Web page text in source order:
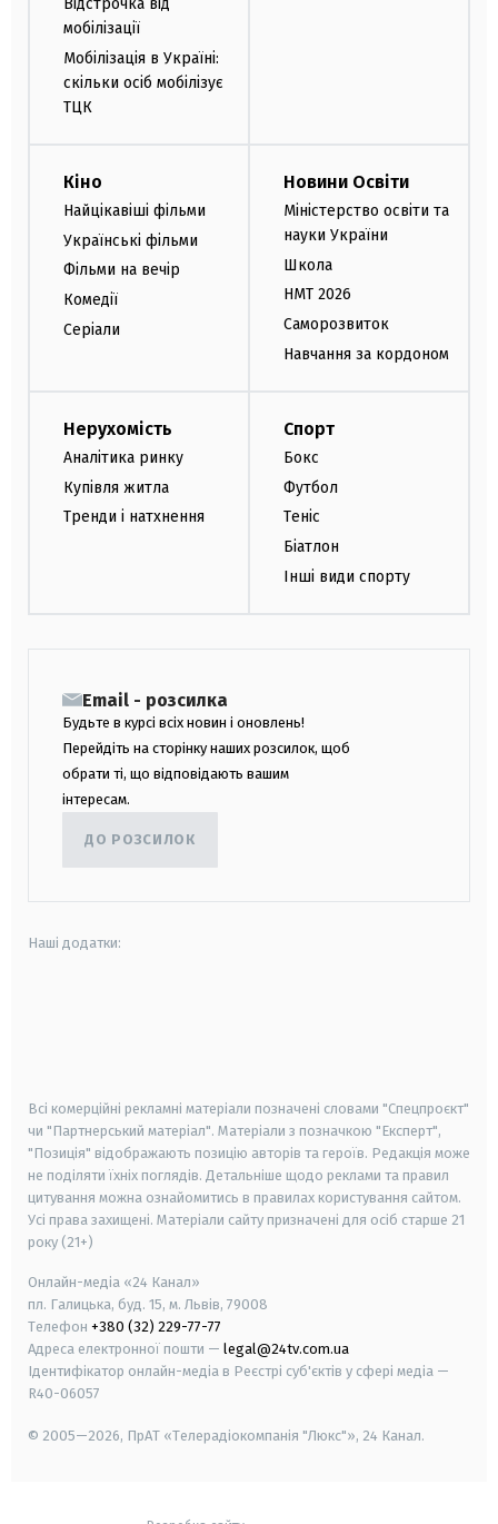
Відстрочка від
мобілізації
Мобілізація в Україні:
скільки осіб мобілізує
ТЦК
Кіно
Найцікавіші фільми
Українські фільми
Фільми на вечір
Комедії
Серіали
Новини Освіти
Міністерство освіти та
науки України
Школа
НМТ 2026
Саморозвиток
Навчання за кордоном
Нерухомість
Аналітика ринку
Купівля житла
Тренди і натхнення
Спорт
Бокс
Футбол
Теніс
Біатлон
Інші види спорту
Email - розсилка
Будьте в курсі всіх новин і оновлень!
Перейдіть на сторінку наших розсилок, щоб
обрати ті, що відповідають вашим
інтересам.
ДО РОЗСИЛОК
Наші додатки:
Всі комерційні рекламні матеріали позначені словами "Спецпроєкт"
чи "Партнерський матеріал". Матеріали з позначкою "Експерт",
"Позиція" відображають позицію авторів та героїв. Редакція може
не поділяти їхніх поглядів. Детальніше щодо реклами та правил
цитування можна ознайомитись в правилах користування сайтом.
Усі права захищені. Матеріали сайту призначені для осіб старше 21
року (21+)
Онлайн-медіа «24 Канал»
пл. Галицька, буд. 15, м. Львів, 79008
Телефон +380 (32) 229-77-77
Адреса електронної пошти — legal@24tv.com.ua
Ідентифікатор онлайн-медіа в Реєстрі суб'єктів у сфері медіа —
R40-06057
© 2005—2026, ПрАТ «Телерадіокомпанія "Люкс"», 24 Канал.